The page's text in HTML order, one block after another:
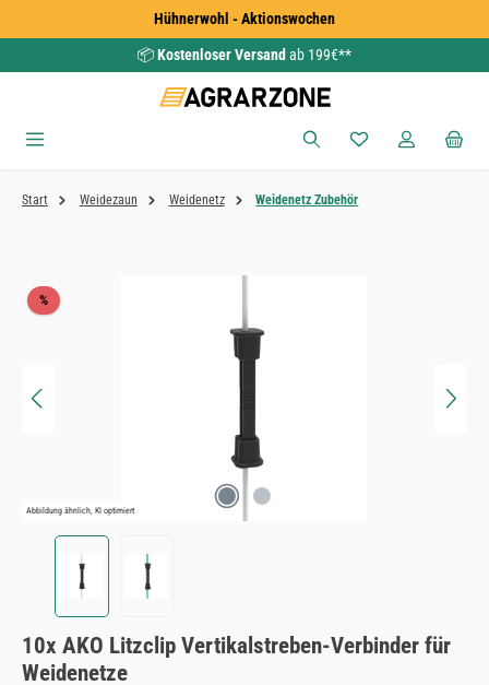
Zum Hauptinhalt springenHühnerwohl - Aktionswochen
📦Kostenloser Versand ab 199€**
Du hast 0
Start Weidezaun Weidenetz Weidenetz Zubehör
Bildergalerie überspringen
%Rabatt
Abbildung ähnlich, KI optimiert
10x AKO Litzclip Vertikalstreben-Verbinder für
Weidenetze